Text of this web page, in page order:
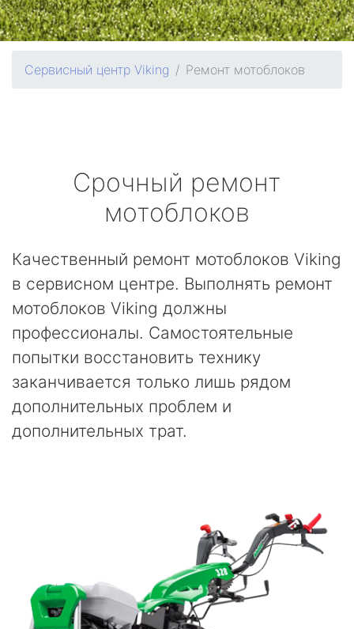
Сервисный центр Viking Ремонт мотоблоков
Срочный ремонт
мотоблоков
Качественный ремонт мотоблоков Viking
в сервисном центре. Выполнять ремонт
мотоблоков Viking должны
профессионалы. Самостоятельные
попытки восстановить технику
заканчивается только лишь рядом
дополнительных проблем и
дополнительных трат.